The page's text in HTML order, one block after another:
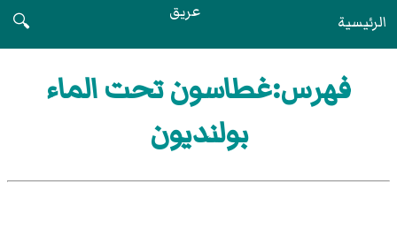
الرئيسية عريق
🔍
فهرس:غطاسون تحت الماء
بولنديون